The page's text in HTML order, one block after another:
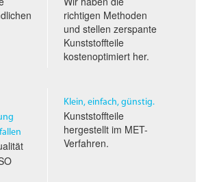
richtigen Methoden
und stellen zerspante
Kunststoffteile
kostenoptimiert her.
Klein, einfach, günstig.
Kunststoffteile
hergestellt im MET-
Verfahren.